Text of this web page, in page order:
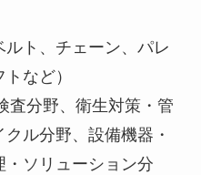
ルト、チェーン、パレ
など）
査分野、衛生対策・管
ル分野、設備機器・
ソリューション分